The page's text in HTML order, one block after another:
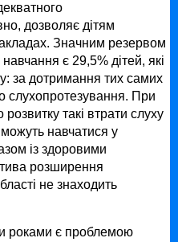
дозволяє дітям
Значним резервом
є 29,5% дітей, які
за дотримання тих самих
слухопротезування. При
такі втрати слуху
навчатися у
із здоровими
розширення
не знаходить
роками є проблемою